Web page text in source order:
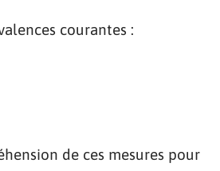
courantes :
de ces mesures pour